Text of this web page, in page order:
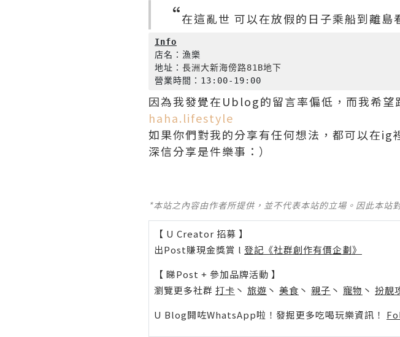
“在這亂世 可以在放假的日子乘船到離島
Info
店名：漁樂
地址： 長洲大新海傍路81B地下
營業時間： 13:00-19:00
因為我發覺在Ublog的留言率偏低，而我希
haha.lifestyle
如果你們對我的分享有任何想法，都可以在ig
深信分享是件樂事：）
*本站之內容由作者所提供，並不代表本站的立場。因此本站
【 U Creator 招募 】
出Post賺現金獎賞 l 登記《社群創作有價企劃》
【 睇Post + 參加品牌活動 】
瀏覽更多社群 打卡 丶 旅遊 丶 美食 丶 親子 丶 寵物 丶 扮靚
U Blog開咗WhatsApp啦！發掘更多吃喝玩樂資訊！